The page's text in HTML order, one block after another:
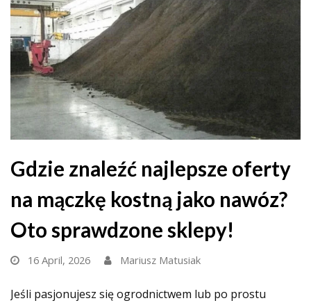
Gdzie znaleźć najlepsze oferty
na mączkę kostną jako nawóz?
Oto sprawdzone sklepy!
16 April, 2026 Mariusz Matusiak
Jeśli pasjonujesz się ogrodnictwem lub po prostu